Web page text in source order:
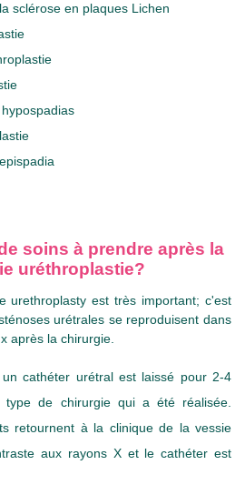
sclérose en plaques Lichen
soins à prendre après la
uréthroplastie?
urethroplasty est très important; c'est
urétrales se reproduisent dans
après la chirurgie.
cathéter urétral est laissé pour 2-4
type de chirurgie qui a été réalisée.
retournent à la clinique de la vessie
aux rayons X et le cathéter est